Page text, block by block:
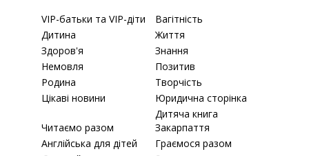
VIP-батьки та VIP-діти
Вагітність
Дитина
Життя
Здоров'я
Знання
Немовля
Позитив
Родина
Творчість
Цікаві новини
Юридична сторінка
Читаємо разом
Дитяча книга
Закарпаття
Англійська для дітей
Граємося разом